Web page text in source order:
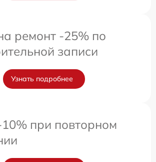
ремонт -25% по
записи
Узнать подробнее
при повторном